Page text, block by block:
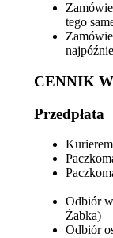
tego
CENNIK
Przedpłata
Odbiór
Odbiór